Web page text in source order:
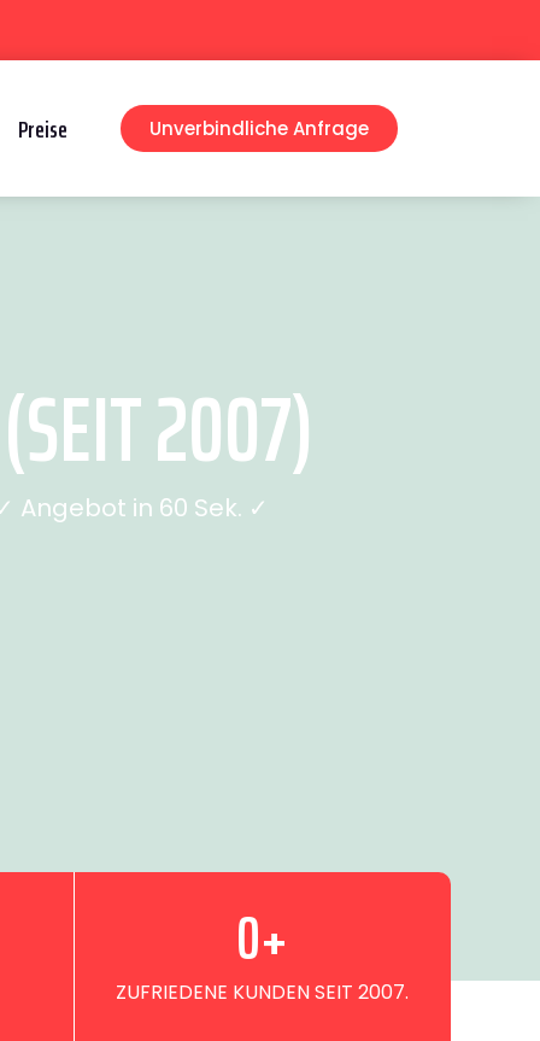
Preise Unverbindliche Anfrage
2007)
Angebot in 60 Sek. ✓
ZUFRIEDENE KUNDEN SEIT 2007.
0+